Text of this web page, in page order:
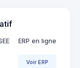
ERP en ligne
Voir ERP